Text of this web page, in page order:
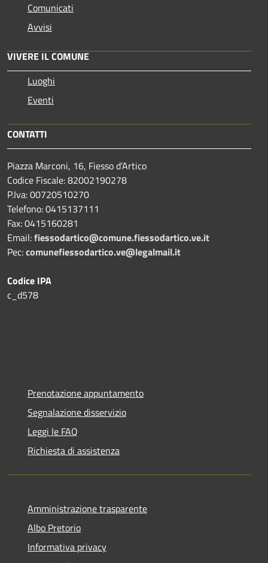
Comunicati
Avvisi
VIVERE IL COMUNE
Luoghi
Eventi
CONTATTI
Piazza Marconi, 16, Fiesso d'Artico
Codice Fiscale: 82002190278
P.Iva: 00720510270
Telefono:0415137111
Fax:0415160281
Email:fiessodartico@comune.fiessodartico.ve.it
Pec:comunefiessodartico.ve@legalmail.it
Codice IPA
c_d578
Prenotazione appuntamento
Segnalazione disservizio
Leggi le FAQ
Richiesta di assistenza
Amministrazione trasparente
Albo Pretorio
Informativa privacy